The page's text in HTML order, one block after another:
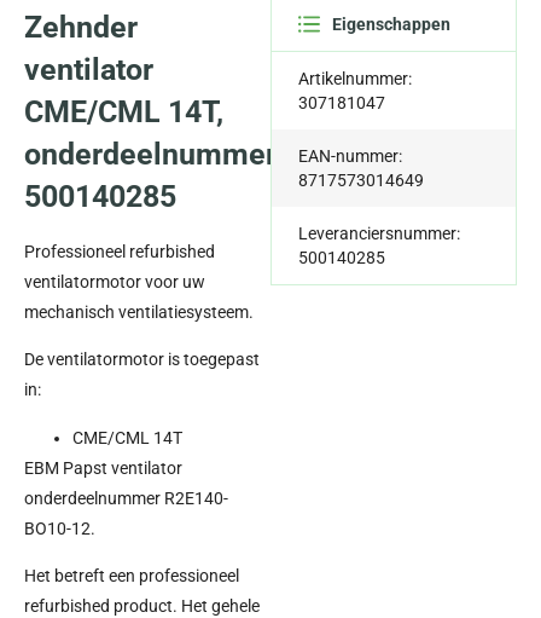
Zehnder
ventilator
CME/CML 14T,
onderdeelnummer
500140285
Professioneel refurbished
ventilatormotor voor uw
mechanisch ventilatiesysteem.
De ventilatormotor is toegepast
in:
CME/CML 14T
EBM Papst ventilator
onderdeelnummer R2E140-
BO10-12.
Het betreft een professioneel
refurbished product. Het gehele
Eigenschappen
Artikelnummer:
307181047
EAN-nummer:
8717573014649
Leveranciersnummer:
500140285